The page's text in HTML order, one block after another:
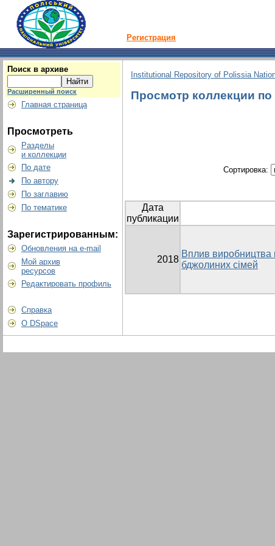
Регистрация
Поиск в архиве
Расширенный поиск
Главная страница
Просмотреть
Разделы
и коллекции
По дате
По автору
По заглавию
По тематике
Зарегистрированным:
Обновления на e-mail
Мой архив
ресурсов
Редактировать профиль
Справка
О DSpace
Institutional Repository of Polissia
Просмотр коллекции по
Сортировка:
Дата
публикации
2018
Вплив виробництва
бджолиних сімей